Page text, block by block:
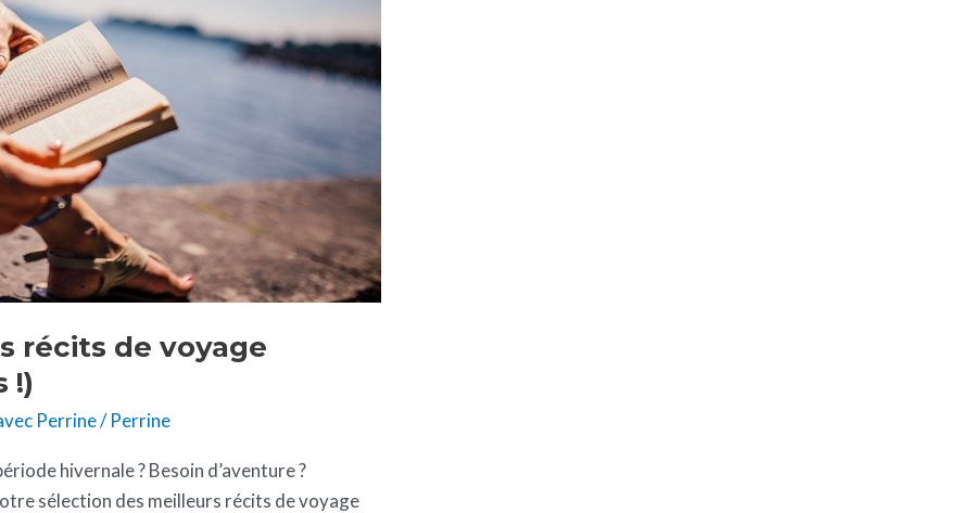
récits de voyage
!)
Perrine/Perrine
hivernale ? Besoin d’aventure ?
sélection des meilleurs récits de voyage